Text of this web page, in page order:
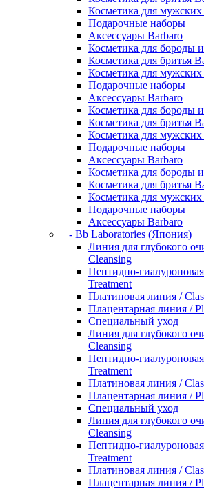
Косметика для мужских
Подарочные наборы
Аксессуары Barbaro
Косметика для бороды
Косметика для бритья
Косметика для мужских
Подарочные наборы
Аксессуары Barbaro
Косметика для бороды
Косметика для бритья
Косметика для мужских
Подарочные наборы
Аксессуары Barbaro
Косметика для бороды
Косметика для бритья
Косметика для мужских
Подарочные наборы
Аксессуары Barbaro
- Bb Laboratories (Япония)
Линия для глубокого
Cleansing
Пептидно-
Treatment
Платиновая линия /
Плацентарная линия /
Специальный уход
Линия для глубокого
Cleansing
Пептидно-
Treatment
Платиновая линия /
Плацентарная линия /
Специальный уход
Линия для глубокого
Cleansing
Пептидно-
Treatment
Платиновая линия /
Плацентарная линия /